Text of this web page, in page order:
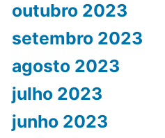
outubro 2023
setembro 2023
agosto 2023
julho 2023
junho 2023